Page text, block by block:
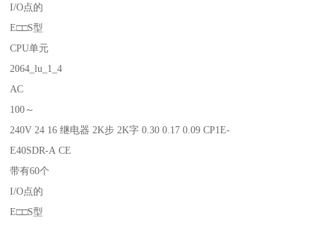
I/O点的
E□□S型
CPU单元
2064_lu_1_4
AC
100～
240V 24 16 继电器 2K步 2K字 0.30 0.17 0.09 CP1E-
E40SDR-A CE
带有60个
I/O点的
E□□S型